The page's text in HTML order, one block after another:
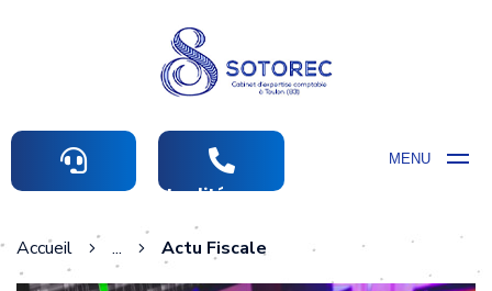
MENU
Actualités comptables
Accueil ... Actu Fiscale